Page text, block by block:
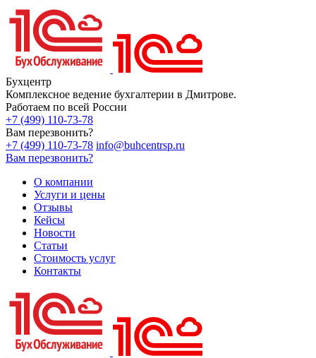
Бухцентр
Комплексное ведение бухгалтерии в Дмитрове.
Работаем по всей России
+7 (499) 110-73-78
Вам перезвонить?
+7 (499) 110-73-78 info@buhcentrsp.ru
Вам перезвонить?
О компании
Услуги и цены
Отзывы
Кейсы
Новости
Статьи
Стоимость услуг
Контакты